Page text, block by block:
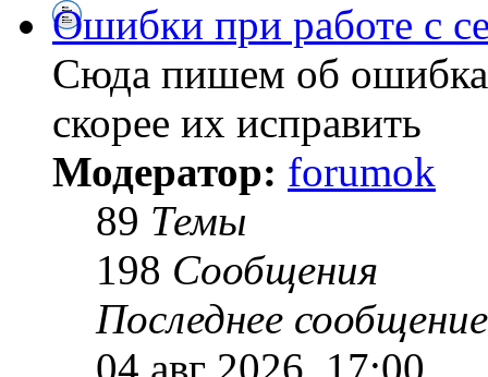
Ошибки при работе с
Сюда пишем об
скорее их исправить
Модератор: forumok
89 Темы
198 Сообщения
Последнее сообщение